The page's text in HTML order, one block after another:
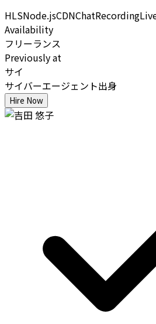
HLSNode.jsCDNChatRecording
Availability
フリーランス
Previously at
サイ
サイバーエージェント出身
Hire Now